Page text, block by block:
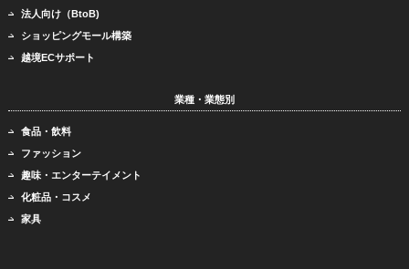
法人向け（BtoB)
ショッピングモール構築
越境ECサポート
業種・業態別
食品・飲料
ファッション
趣味・エンターテイメント
化粧品・コスメ
家具